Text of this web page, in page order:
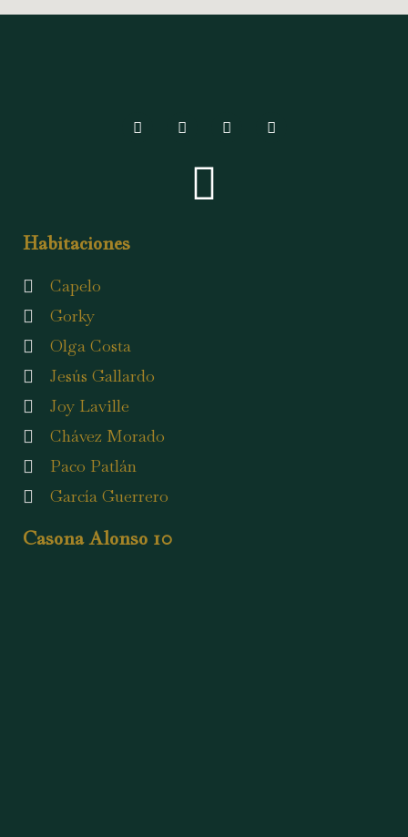
Habitaciones
Capelo
Gorky
Olga Costa
Jesús Gallardo
Joy Laville
Chávez Morado
Paco Patlán
García Guerrero
Casona Alonso 10